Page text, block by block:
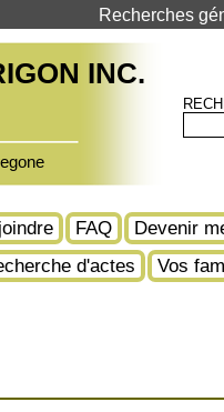
Recherches
INC.
FAQ Devenir
d'actes Vos